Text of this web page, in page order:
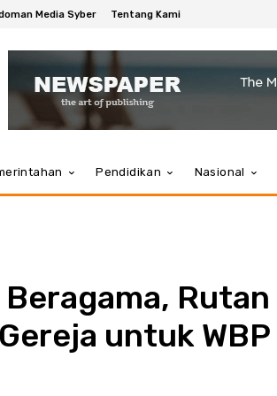
Media Syber Tentang Kami
Pendidikan Nasional
Rutan
untuk WBP